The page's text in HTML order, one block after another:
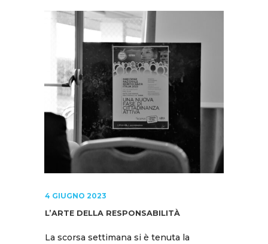
4 GIUGNO 2023
L’ARTE DELLA RESPONSABILITÀ
La scorsa settimana si è tenuta la